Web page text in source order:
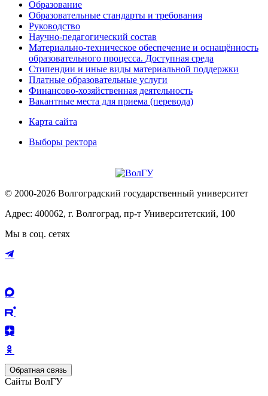
Образование
Образовательные стандарты и требования
Руководство
Научно-педагогический состав
Материально-техническое обеспечение и оснащённость
образовательного процесса. Доступная среда
Стипендии и иные виды материальной поддержки
Платные образовательные услуги
Финансово-хозяйственная деятельность
Вакантные места для приема (перевода)
Карта сайта
Выборы ректора
© 2000-2026 Волгоградский государственный университет
Адрес: 400062, г. Волгоград, пр-т Университетский, 100
Мы в соц. сетях
Обратная связь
Сайты ВолГУ